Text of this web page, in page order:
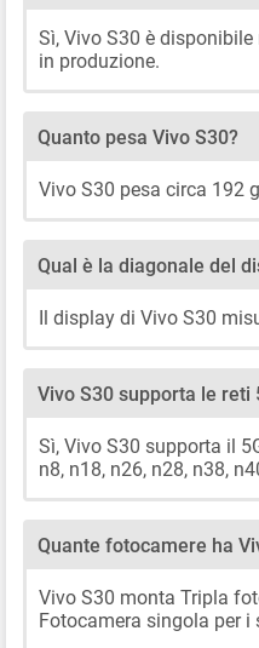
Sì, Vivo S30 è
in produzione.
Quanto pesa Vivo S30?
Vivo S30 pesa circa 192
Qual è la diagonale del
Il display di Vivo S30
Vivo S30 supporta le reti
Sì, Vivo S30 supporta il
n8, n18, n26, n28, n38,
Quante fotocamere ha
Vivo S30 monta Tripla
Fotocamera singola per i